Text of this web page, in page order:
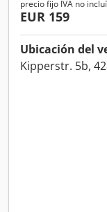
precio fijo IVA no
EUR 159
Ubicación del
Kipperstr. 5b,